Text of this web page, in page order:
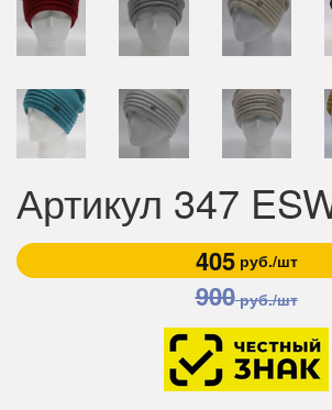
Артикул 347
405руб./шт
900руб./шт